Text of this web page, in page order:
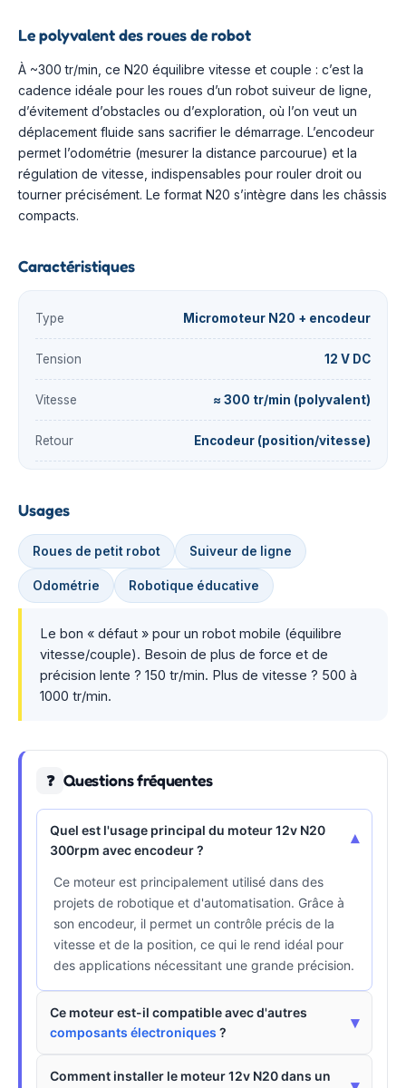
Le polyvalent des roues de robot
À ~300 tr/min, ce N20 équilibre vitesse et couple : c’est la
cadence idéale pour les roues d’un robot suiveur de ligne,
d’évitement d’obstacles ou d’exploration, où l’on veut un
déplacement fluide sans sacrifier le démarrage. L’encodeur
permet l’odométrie (mesurer la distance parcourue) et la
régulation de vitesse, indispensables pour rouler droit ou
tourner précisément. Le format N20 s’intègre dans les châssis
compacts.
Caractéristiques
Type Micromoteur N20 + encodeur
Tension 12 V DC
Vitesse ≈ 300 tr/min (polyvalent)
Retour Encodeur (position/vitesse)
Usages
Roues de petit robot Suiveur de ligne
Odométrie Robotique éducative
Le bon « défaut » pour un robot mobile (équilibre
vitesse/couple). Besoin de plus de force et de
précision lente ? 150 tr/min. Plus de vitesse ? 500 à
1000 tr/min.
❓ Questions fréquentes
Quel est l'usage principal du moteur 12v N20
300rpm avec encodeur ?
▾
Ce moteur est principalement utilisé dans des
projets de robotique et d'automatisation. Grâce à
son encodeur, il permet un contrôle précis de la
vitesse et de la position, ce qui le rend idéal pour
des applications nécessitant une grande précision.
Ce moteur est-il compatible avec d'autres
composants électroniques ?
▾
Comment installer le moteur 12v N20 dans un